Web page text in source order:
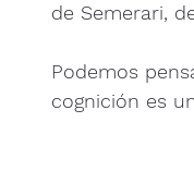
de Semerari,
Podemos
cognición es